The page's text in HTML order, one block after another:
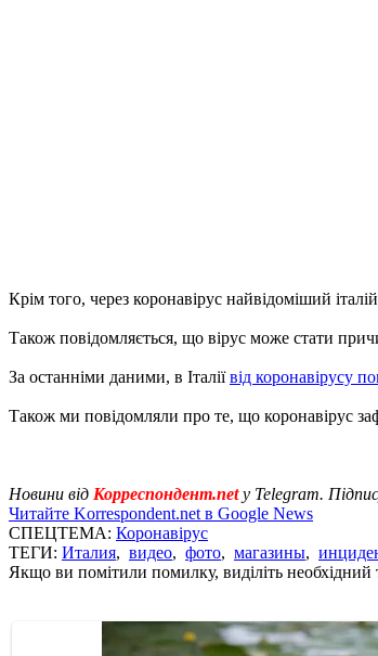
Крім того, через коронавірус найвідоміший
Також повідомляється, що вірус може стати
За останніми даними, в Італіївід коронавірусу
Також ми повідомляли про те, що коронавірус
Новини від Корреспондент.net у Telegram.
Читайте Korrespondent.net в Google News
СПЕЦТЕМА: Коронавірус
ТЕГИ: Италия, видео, фото, магазины,
Якщо ви помітили помилку, виділіть